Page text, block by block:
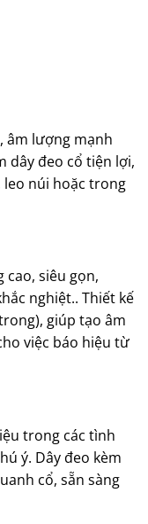
âm lượng mạnh
dây đeo cổ tiện lợi,
leo núi hoặc trong
siêu gọn,
nghiệt.. Thiết kế
giúp tạo âm
việc báo hiệu từ
trong các tình
ý. Dây đeo kèm
cổ, sẵn sàng